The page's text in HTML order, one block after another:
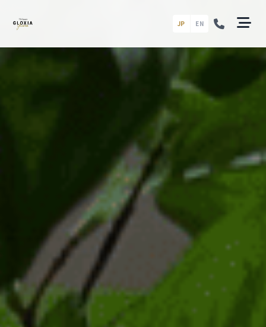
JP EN